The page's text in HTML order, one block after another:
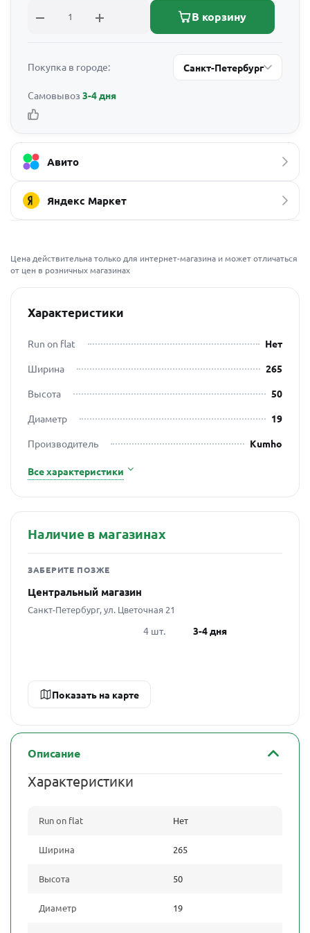
В корзину
Покупка в городе: Санкт-Петербург
Самовывоз 3-4 дня
Авито
Яндекс Маркет
Цена действительна только для интернет-магазина и может отличаться
от цен в розничных магазинах
Характеристики
Run on flat
Нет
Ширина
265
Высота
50
Диаметр
19
Производитель
Kumho
Все характеристики
Наличие в магазинах
ЗАБЕРИТЕ ПОЗЖЕ
Центральный магазин
Санкт-Петербург, ул. Цветочная 21
4 шт. 3-4 дня
Показать на карте
Описание
Характеристики
Run on flat Нет
Ширина 265
Высота 50
Диаметр 19